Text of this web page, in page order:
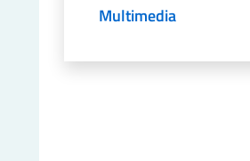
Multimedia